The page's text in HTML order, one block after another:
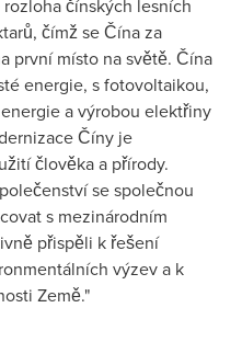
čínských lesních
čímž se Čína za
první místo na světě. Čína
energie, s fotovoltaikou,
a výrobou elektřiny
Číny je
člověka a přírody.
se společnou
s mezinárodním
přispěli k řešení
výzev a k
Země."